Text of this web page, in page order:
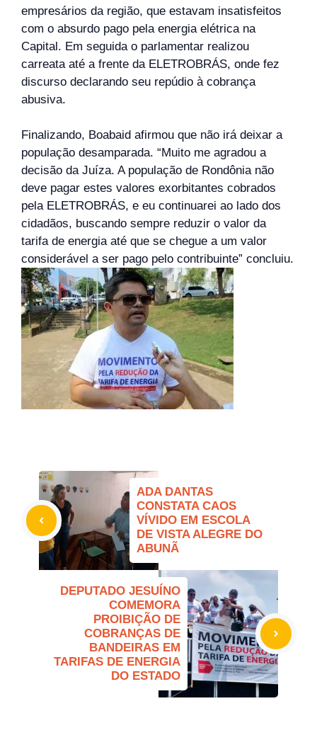
empresários da região, que estavam insatisfeitos
com o absurdo pago pela energia elétrica na
Capital. Em seguida o parlamentar realizou
carreata até a frente da ELETROBRÁS, onde fez
discurso declarando seu repúdio à cobrança
abusiva.
Finalizando, Boabaid afirmou que não irá deixar a
população desamparada. “Muito me agradou a
decisão da Juíza. A população de Rondônia não
deve pagar estes valores exorbitantes cobrados
pela ELETROBRÁS, e eu continuarei ao lado dos
cidadãos, buscando sempre reduzir o valor da
tarifa de energia até que se chegue a um valor
considerável a ser pago pelo contribuinte” concluiu.
ADA DANTAS
CONSTATA CAOS
VÍVIDO EM ESCOLA
DE VISTA ALEGRE DO
ABUNÃ
DEPUTADO JESUÍNO
COMEMORA
PROIBIÇÃO DE
COBRANÇAS DE
BANDEIRAS EM
TARIFAS DE ENERGIA
DO ESTADO